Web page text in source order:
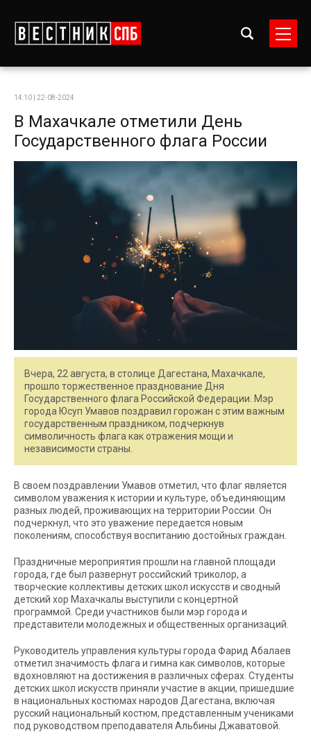
14:10 | 22-08-2024
В Махачкале отметили День
Государственного флага России
Вчера, 22 августа, в столице Дагестана, Махачкале,
прошло торжественное празднование Дня
Государственного флага Российской Федерации. Мэр
города Юсуп Умавов поздравил горожан с этим важным
государственным праздником, подчеркнув
символичность флага как отражения мощи и
независимости страны.
В своем поздравлении Умавов отметил, что флаг является
символом уважения к истории и культуре, объединяющим
разных людей, проживающих на территории России. Он
подчеркнул, что это уважение передается новым
поколениям, способствуя воспитанию достойных граждан.
Праздничные мероприятия прошли на главной площади
города, где был развернут российский триколор, а
творческие коллективы детских школ искусств и сводный
детский хор Махачкалы выступили с концертной
программой. Среди участников были мэр города и
представители молодежных и общественных организаций.
Руководитель управления культуры города Фарид Абалаев
отметил значимость флага и гимна как символов, которые
вдохновляют на достижения в различных сферах. Студенты
детских школ искусств приняли участие в акции, пришедшие
в национальных костюмах народов Дагестана, включая
русский национальный костюм, представленным учениками
под руководством преподавателя Альбины Джаватовой.